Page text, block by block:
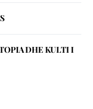
DHE KULTI I